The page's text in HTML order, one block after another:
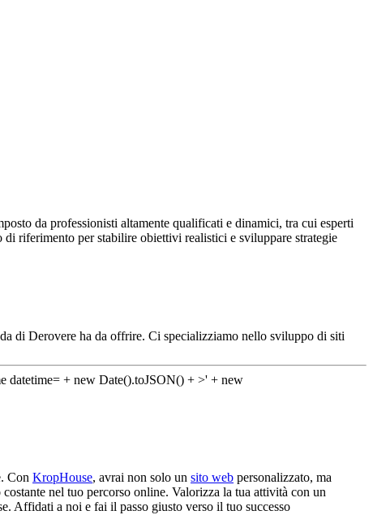
da professionisti altamente qualificati e dinamici, tra cui esperti
riferimento per stabilire obiettivi realistici e sviluppare strategie
di Derovere ha da offrire. Ci specializziamo nello sviluppo di siti
Con KropHouse, avrai non solo un sito web personalizzato, ma
nel tuo percorso online. Valorizza la tua attività con un
Affidati a noi e fai il passo giusto verso il tuo successo